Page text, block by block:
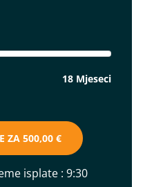
18 Mjeseci
ZA 500,00 €
isplate : 9:30